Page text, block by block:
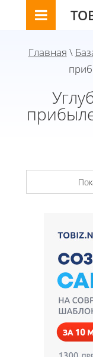
Главная \